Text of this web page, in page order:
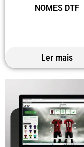
NOMES DTF
Ler mais